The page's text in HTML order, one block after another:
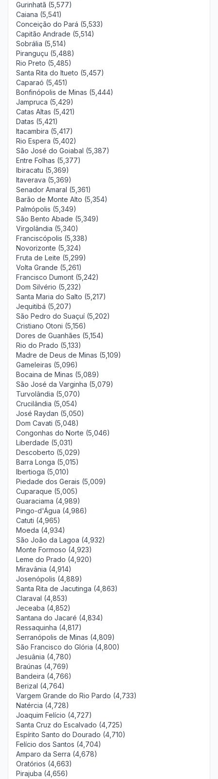
Gurinhatã (5,577)
Caiana (5,541)
Conceição do Pará (5,533)
Capitão Andrade (5,514)
Sobrália (5,514)
Piranguçu (5,488)
Rio Preto (5,485)
Santa Rita do Itueto (5,457)
Caparaó (5,451)
Bonfinópolis de Minas (5,444)
Jampruca (5,429)
Catas Altas (5,421)
Datas (5,421)
Itacambira (5,417)
Rio Espera (5,402)
São José do Goiabal (5,387)
Entre Folhas (5,377)
Ibiracatu (5,369)
Itaverava (5,369)
Senador Amaral (5,361)
Barão de Monte Alto (5,354)
Palmópolis (5,349)
São Bento Abade (5,349)
Virgolândia (5,340)
Franciscópolis (5,338)
Novorizonte (5,324)
Fruta de Leite (5,299)
Volta Grande (5,261)
Francisco Dumont (5,242)
Dom Silvério (5,232)
Santa Maria do Salto (5,217)
Jequitibá (5,207)
São Pedro do Suaçuí (5,202)
Cristiano Otoni (5,156)
Dores de Guanhães (5,154)
Rio do Prado (5,133)
Madre de Deus de Minas (5,109)
Gameleiras (5,096)
Bocaina de Minas (5,089)
São José da Varginha (5,079)
Turvolândia (5,070)
Crucilândia (5,054)
José Raydan (5,050)
Dom Cavati (5,048)
Congonhas do Norte (5,046)
Liberdade (5,031)
Descoberto (5,029)
Barra Longa (5,015)
Ibertioga (5,010)
Piedade dos Gerais (5,009)
Cuparaque (5,005)
Guaraciama (4,989)
Pingo-d'Água (4,986)
Catuti (4,965)
Moeda (4,934)
São João da Lagoa (4,932)
Monte Formoso (4,923)
Leme do Prado (4,920)
Miravânia (4,914)
Josenópolis (4,889)
Santa Rita de Jacutinga (4,863)
Claraval (4,853)
Jeceaba (4,852)
Santana do Jacaré (4,834)
Ressaquinha (4,817)
Serranópolis de Minas (4,809)
São Francisco do Glória (4,800)
Jesuânia (4,780)
Braúnas (4,769)
Bandeira (4,766)
Berizal (4,764)
Vargem Grande do Rio Pardo (4,733)
Natércia (4,728)
Joaquim Felício (4,727)
Santa Cruz do Escalvado (4,725)
Espírito Santo do Dourado (4,710)
Felício dos Santos (4,704)
Amparo da Serra (4,678)
Oratórios (4,663)
Pirajuba (4,656)